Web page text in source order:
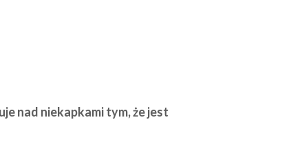
nad niekapkami tym, że jest